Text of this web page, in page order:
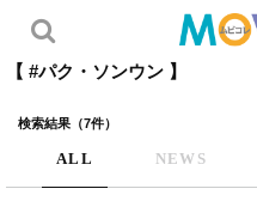
【 #パク・ソンウン 】
検索結果（7件）
ALL NEWS